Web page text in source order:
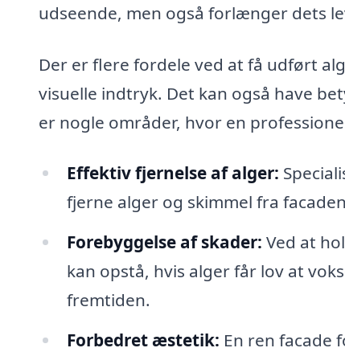
udseende, men også forlænger dets
Der er flere fordele ved at få udført
visuelle indtryk. Det kan også have
er nogle områder, hvor en
Effektiv fjernelse af alger:
fjerne alger og skimmel fra
Forebyggelse af skader: Ved at
kan opstå, hvis alger får lov at
fremtiden.
Forbedret æstetik: En ren facade